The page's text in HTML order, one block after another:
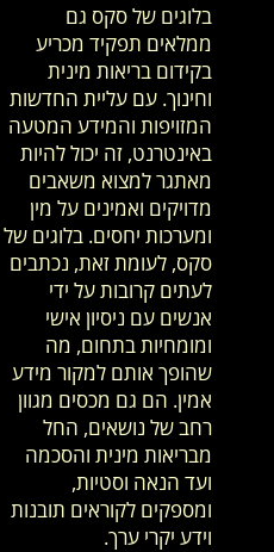
בלוגים של סקס גם
ממלאים תפקיד מכריע
בקידום בריאות מינית
וחינוך. עם עליית החדשות
המזויפות והמידע המטעה
באינטרנט, זה יכול להיות
מאתגר למצוא משאבים
מדויקים ואמינים על מין
ומערכות יחסים. בלוגים של
סקס, לעומת זאת, נכתבים
לעתים קרובות על ידי
אנשים עם ניסיון אישי
ומומחיות בתחום, מה
שהופך אותם למקור מידע
אמין. הם גם מכסים מגוון
רחב של נושאים, החל
מבריאות מינית והסכמה
ועד הנאה וסטיות,
ומספקים לקוראים תובנות
וידע יקרי ערך.